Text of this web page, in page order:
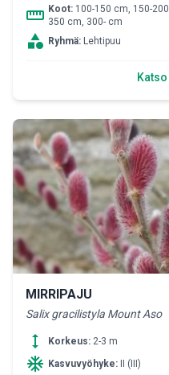
straighten Koot: 100-150 cm, 150-
350 cm, 300- cm
category Ryhmä: Lehtipuu
MIRRIPAJU
Salix gracilistyla Mount Aso
height Korkeus: 2-3 m
ac_unit Kasvuvyöhyke: II (III)